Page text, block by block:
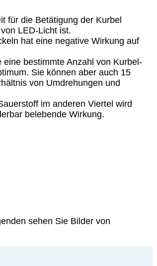
für die Betätigung der Kurbel
LED-Licht ist.
hat eine negative Wirkung auf
bestimmte Anzahl von Kurbel-
Sie können aber auch 15
von Umdrehungen und
im anderen Viertel wird
belebende Wirkung.
sehen Sie Bilder von